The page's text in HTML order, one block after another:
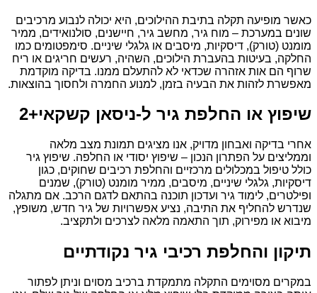
כאשר מופיעה תקלה בתיבת ההילוכים, היא יכולה לנבוע מרכיבים
שונים במערכת – מוח גיר, מחשב גיר, חיישנים, סולנואידים, ממיר
מומנט (טורק), דיסקיות, מיסבים או גלגלי שיניים. סימפטומים כמו
החלקה, בעיטות בהעברת הילוכים, השהיה, רעשים חריגים או ריח
שרוף הם אות אזהרה שכדאי לא להתעלם ממנו. בדיקה מוקדמת
מאפשרת לזהות את הבעיה בזמן, למנוע החמרה ולחסוך בהוצאות.
שיפוץ או החלפת גיר ל-ניסאן קשקאי+2
אחרי בדיקה ואבחון מדויק, אנו מציגים תמונת מצב מלאה
וממליצים על הפתרון הנכון – שיפוץ יסודי או החלפה. שיפוץ גיר
כולל טיפול במכלולים מרכזיים והחלפת רכיבים שחוקים, כגון
דיסקיות, גלגלי שיניים, מיסבים, ממיר מומנט (טורק), שמנים
ופילטרים, לימוד גיר ועדכון תוכנה בהתאם לדגם הרכב. אם מתגלה
שנדרש להחליף את התיבה, נציע אפשרויות של גיר חדש, משופץ,
מיבוא או מפירוק, תוך התאמה מלאה לצרכים ולתקציב.
תיקון והחלפת רכיבי גיר נקודתיים
במקרים מסוימים התקלה מתמקדת ברכיב מסוים וניתן לפתור